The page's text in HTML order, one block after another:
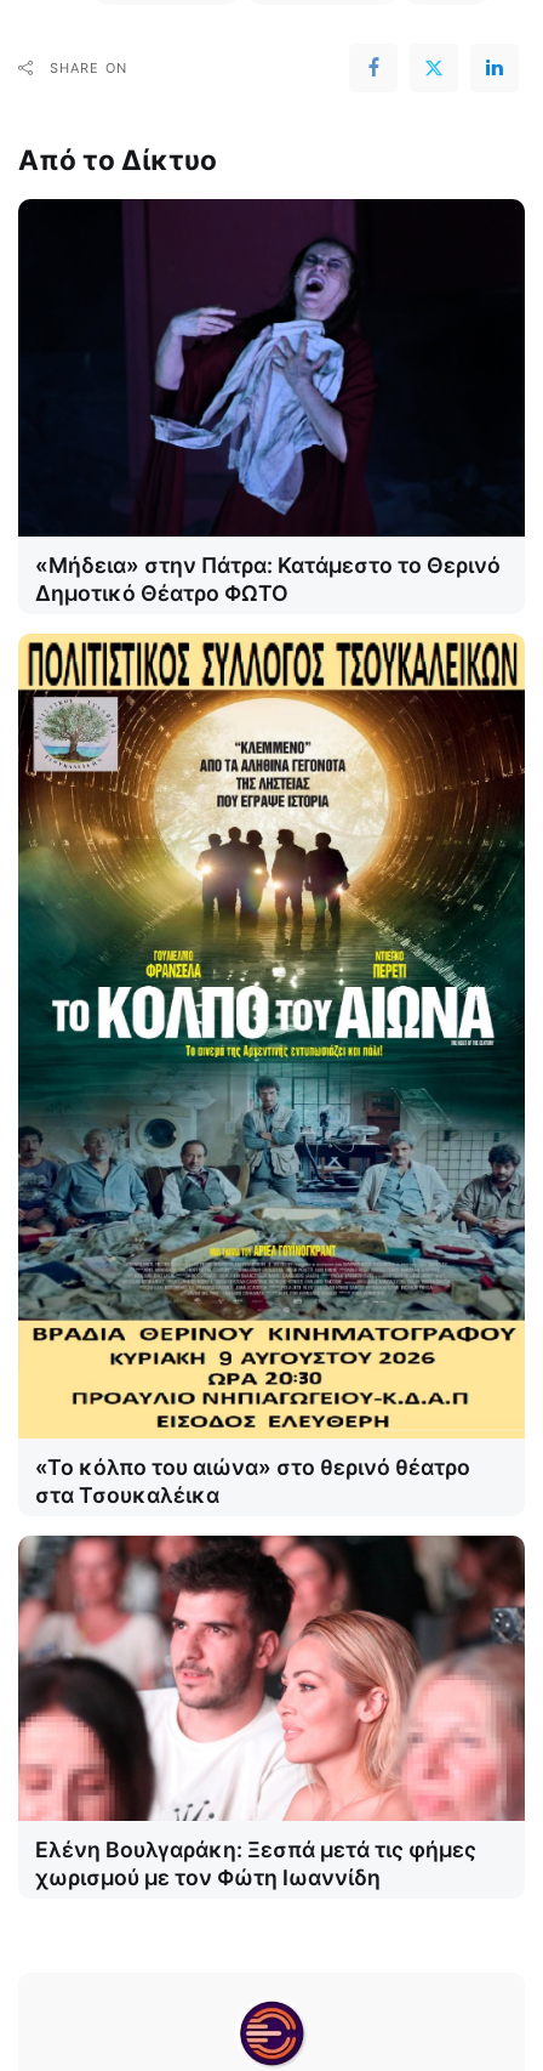
SHARE ON
Από το Δίκτυο
«Μήδεια» στην Πάτρα: Κατάμεστο το Θερινό
Δημοτικό Θέατρο ΦΩΤΟ
«Το κόλπο του αιώνα» στο θερινό θέατρο
στα Τσουκαλέικα
Ελένη Βουλγαράκη: Ξεσπά μετά τις φήμες
χωρισμού με τον Φώτη Ιωαννίδη